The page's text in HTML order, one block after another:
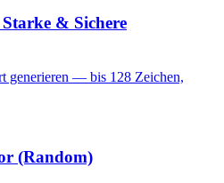
& Sichere
generieren — bis 128 Zeichen,
(Random)